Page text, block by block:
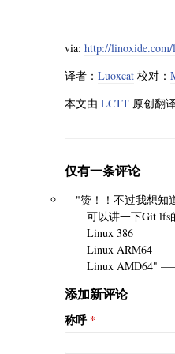
via: http://linoxide.com/
译者： Luoxcat 校对：
本文由 LCTT 原创翻
仅有一条评论
"赞！！不过我想知
可以讲一下Git lfs
Linux 386
Linux ARM64
Linux AMD64"
添加新评论
称呼